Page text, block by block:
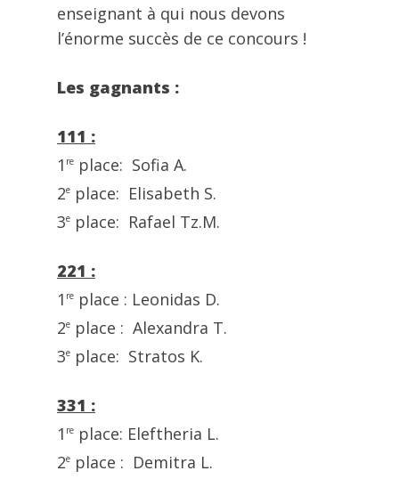
enseignant à qui nous devons
l’énorme succès de ce concours !
Les gagnants :
111 :
1 re place: Sofia A.
2e place: Elisabeth S.
3e place: Rafael Tz.M.
221 :
1 re place : Leonidas D.
2e place : Alexandra T.
3e place: Stratos K.
331 :
1 re place: Eleftheria L.
2e place : Demitra L.